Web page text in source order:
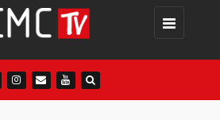
Toggle